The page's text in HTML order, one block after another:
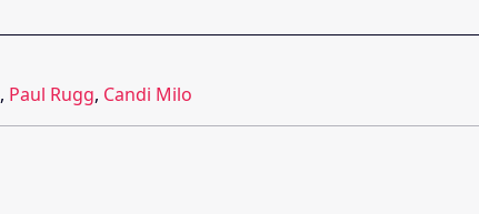
, Paul Rugg, Candi Milo